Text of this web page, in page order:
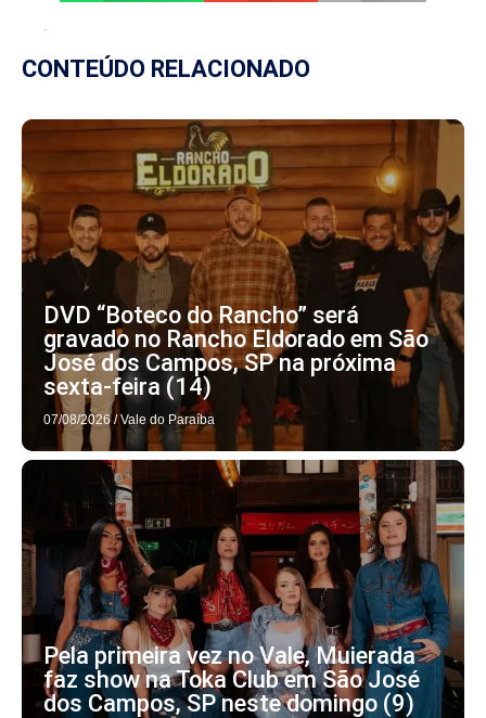
CONTEÚDO RELACIONADO
DVD “Boteco do Rancho” será
gravado no Rancho Eldorado em São
José dos Campos, SP na próxima
sexta-feira (14)
07/08/2026 / Vale do Paraíba
Pela primeira vez no Vale, Muierada
faz show na Toka Club em São José
dos Campos, SP neste domingo (9)